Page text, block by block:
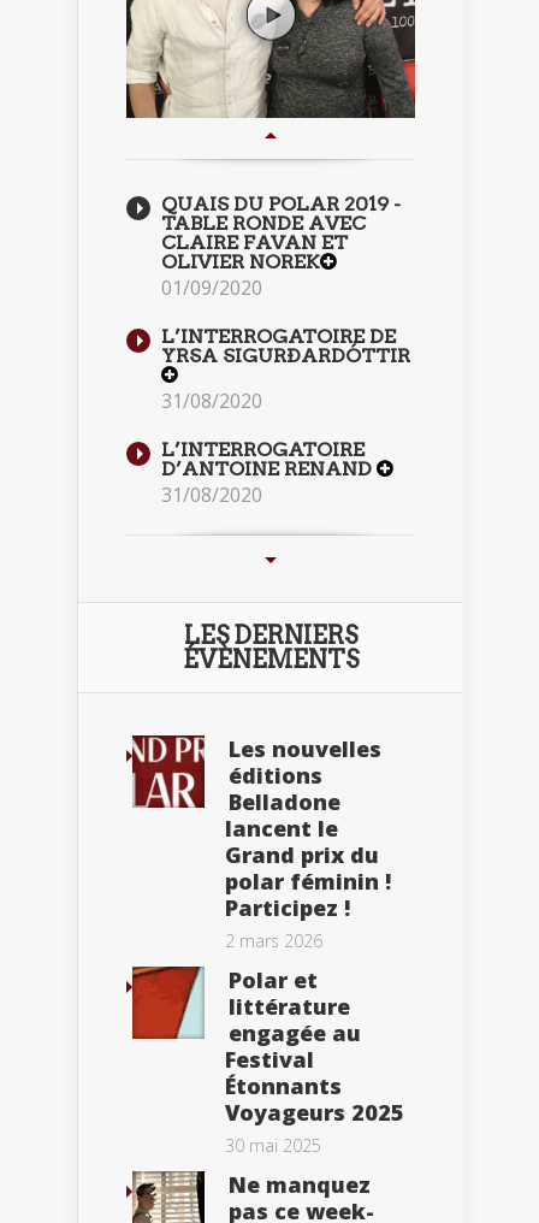
QUAIS DU POLAR 2019 -
TABLE RONDE AVEC
CLAIRE FAVAN ET
OLIVIER NOREK
01/09/2020
L’INTERROGATOIRE DE
YRSA SIGURÐARDÓTTIR
31/08/2020
L’INTERROGATOIRE
D’ANTOINE RENAND
31/08/2020
LES DERNIERS
ÉVÈNEMENTS
Les nouvelles
éditions
Belladone
lancent le
Grand prix du
polar féminin !
Participez !
2 mars 2026
Polar et
littérature
engagée au
Festival
Étonnants
Voyageurs 2025
30 mai 2025
Ne manquez
pas ce week-